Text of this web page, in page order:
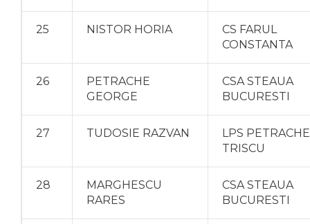
25 NISTOR HORIA
CS FARUL
CONSTANTA
26
PETRACHE
GEORGE
CSA STEAUA
BUCURESTI
27 TUDOSIE RAZVAN
LPS PETRACHE
TRISCU
28
MARGHESCU
RARES
CSA STEAUA
BUCURESTI